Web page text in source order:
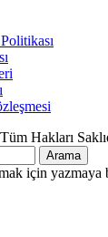
Hakları
Arama
için yazmaya